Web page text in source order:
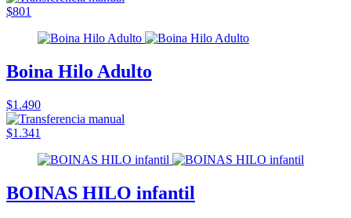
$801
Boina Hilo Adulto
$1.490
$1.341
BOINAS HILO infantil